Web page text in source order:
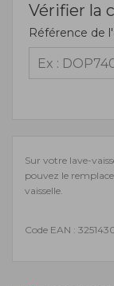
Vérifier la
Référence de
Sur votre lave-
pouvez le
vaisselle.
Code EAN :